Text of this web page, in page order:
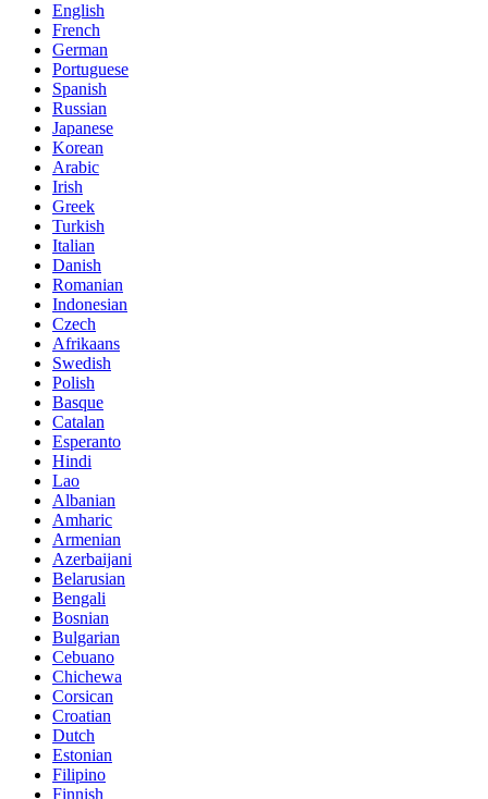
English
French
German
Portuguese
Spanish
Russian
Japanese
Korean
Arabic
Irish
Greek
Turkish
Italian
Danish
Romanian
Indonesian
Czech
Afrikaans
Swedish
Polish
Basque
Catalan
Esperanto
Hindi
Lao
Albanian
Amharic
Armenian
Azerbaijani
Belarusian
Bengali
Bosnian
Bulgarian
Cebuano
Chichewa
Corsican
Croatian
Dutch
Estonian
Filipino
Finnish